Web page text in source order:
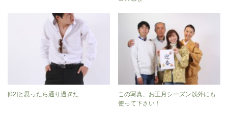
[02]と思ったら通り過ぎた
この写真、お正月シーズン以外にも
使って下さい！